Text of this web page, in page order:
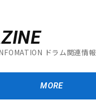
ドラム関連情報
MORE